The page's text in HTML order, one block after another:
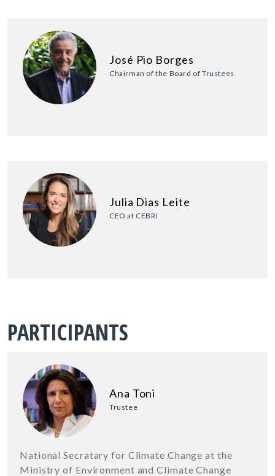
José Pio Borges
Chairman of the Board of Trustees
Julia Dias Leite
CEO at CEBRI
PARTICIPANTS
Ana Toni
Trustee
National Secratary for Climate Change at the
Ministry of Environment and Climate Change